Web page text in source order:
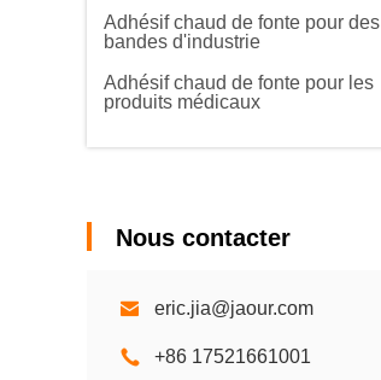
Adhésif chaud de fonte pour des
bandes d'industrie
Adhésif chaud de fonte pour les
produits médicaux
Nous contacter
eric.jia@jaour.com
+86 17521661001